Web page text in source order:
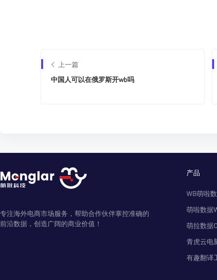
上一篇
中国人可以在俄罗斯开wb吗
专注海外电商市场服务，帮助合作伙伴掌控准确的
前沿数据，创造广阔的商业价值！
产品
WB萌啦
萌啦数据
萌拉数据
青虎云电
有趣翻译